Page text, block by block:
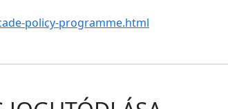
policy-programme.html